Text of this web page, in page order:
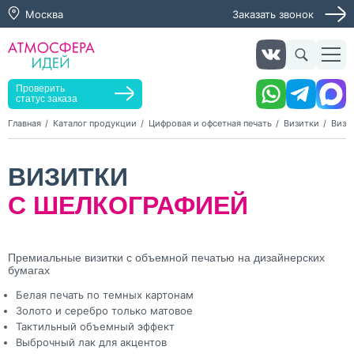
Москва Заказать звонок
Проверить
статус заказа
Главная Каталог продукции Цифровая и офсетная печать Визитки
ВИЗИТКИ
С ШЕЛКОГРАФИЕЙ
Премиальные визитки с объемной печатью на дизайнерских
бумагах
Белая печать по темных картонам
Золото и серебро только матовое
Тактильный объемный эффект
Выброчный лак для акцентов
Заказать услугу
Оставьте заявку, мы свяжемся с вами в ближайшее
Заказать звонок
обработку персональных данных и согласие с политикой
конфиденциальности
Нажимая на кнопку, я даю согласие на получение
Оставить
заявку